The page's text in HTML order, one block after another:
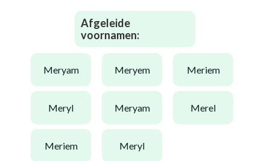
Afgeleide
voornamen:
meryam meryem meriem
meryl meryam merel
meriem meryl